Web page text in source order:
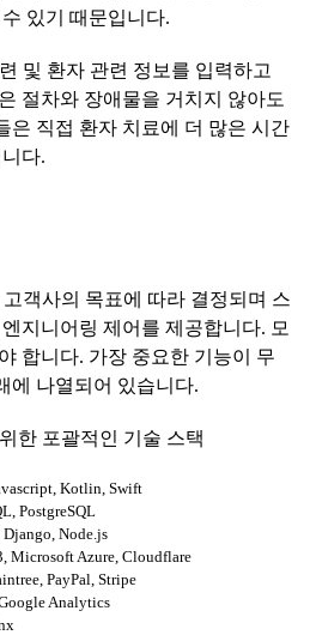
있기 때문입니다.
및 환자 관련 정보를 입력하고
절차와 장애물을 거치지 않아도
은 직접 환자 치료에 더 많은 시간
다.
객사의 목표에 따라 결정되며 스
지니어링 제어를 제공합니다. 모
합니다. 가장 중요한 기능이 무
에 나열되어 있습니다.
한 포괄적인 기술 스택
Kotlin, Swift
PostgreSQL
Node.js
Microsoft Azure, Cloudflare
PayPal, Stripe
Analytics